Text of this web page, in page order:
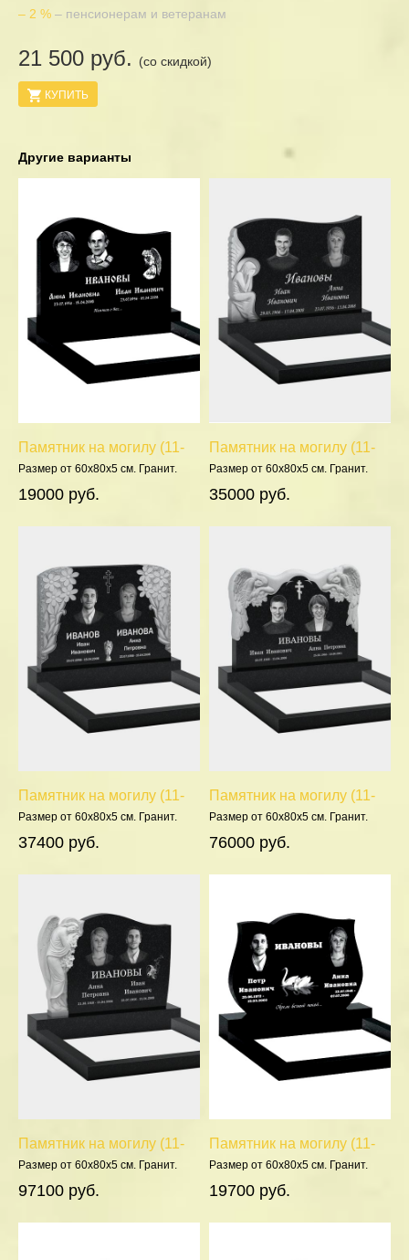
– 2 % – пенсионерам и ветеранам
21 500 руб. (со скидкой)
КУПИТЬ
Другие варианты
Памятник на могилу (11-
139)
Размер от 60х80х5 см. Гранит.
19000 руб.
Памятник на могилу (11-
278)
Размер от 60х80х5 см. Гранит.
35000 руб.
Памятник на могилу (11-
357)
Размер от 60х80х5 см. Гранит.
37400 руб.
Памятник на могилу (11-
390)
Размер от 60х80х5 см. Гранит.
76000 руб.
Памятник на могилу (11-
359)
Размер от 60х80х5 см. Гранит.
97100 руб.
Памятник на могилу (11-
211)
Размер от 60х80х5 см. Гранит.
19700 руб.